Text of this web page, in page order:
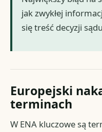
jak zwykłej
się treść decyzji
Europejski
terminach
W ENA kluczowe są